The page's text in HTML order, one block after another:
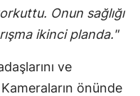
Onun sağlığı
ikinci planda."
ve
önünde